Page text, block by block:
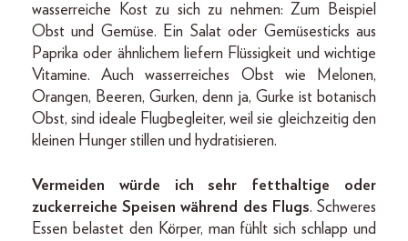
wasserreiche Kost zu sich zu nehmen: Zum Beispiel
Obst und Gemüse. Ein Salat oder Gemüsesticks aus
Paprika oder ähnlichem liefern Flüssigkeit und wichtige
Vitamine. Auch wasserreiches Obst wie Melonen,
Orangen, Beeren, Gurken, denn ja, Gurke ist botanisch
Obst, sind ideale Flugbegleiter, weil sie gleichzeitig den
kleinen Hunger stillen und hydratisieren.
Vermeiden würde ich sehr fetthaltige oder
zuckerreiche Speisen während des Flugs. Schweres
Essen belastet den Körper, man fühlt sich schlapp und